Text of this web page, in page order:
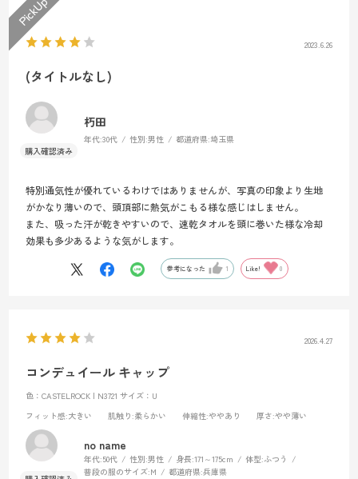
2023.6.26
(タイトルなし)
朽田
年代:30代 性別:男性 都道府県:埼玉県
特別通気性が優れているわけではありませんが、写真の印象より生地
がかなり薄いので、頭頂部に熱気がこもる様な感じはしません。
また、吸った汗が乾きやすいので、速乾タオルを頭に巻いた様な冷却
効果も多少あるような気がします。
参考になった 1 Like! 0
2026.4.27
コンデュイール キャップ
色：CASTELROCK | N3721 サイズ：U
フィット感:大きい 肌触り :柔らかい 伸縮性:ややあり 厚さ:やや薄い
no name
年代:50代 性別:男性 身長:171～175cm 体型:ふつう
普段の服のサイズ:M 都道府県:兵庫県